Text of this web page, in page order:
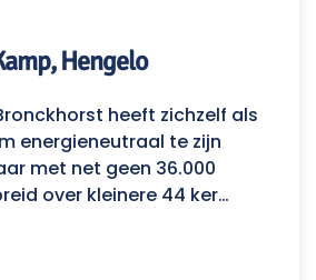
Hengelo
heeft zichzelf als
energieneutraal te zijn
met net geen 36.000
over kleinere 44 ker…